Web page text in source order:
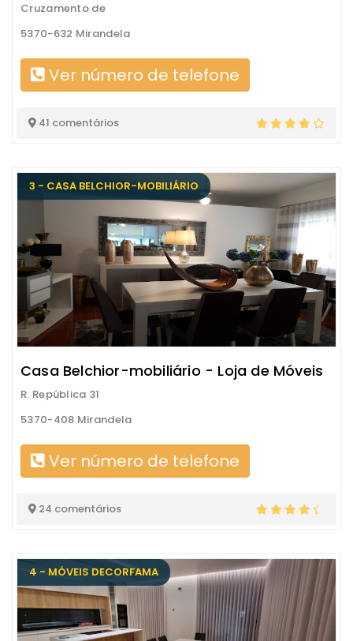
Cruzamento de
5370-632 Mirandela
Ver número de telefone
41 comentários
3 - CASA BELCHIOR-MOBILIÁRIO
Casa Belchior-mobiliário - Loja de Móveis
R. República 31
5370-408 Mirandela
Ver número de telefone
24 comentários
4 - MÓVEIS DECORFAMA